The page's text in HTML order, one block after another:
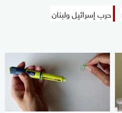
حرب إسرائيل ولبنان